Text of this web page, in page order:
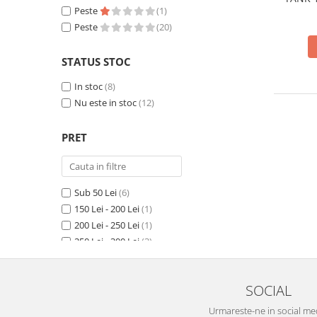
Truse de scule
Truse de lipit PPR
Masini de spalat rufe cu uscator
Uscatoare de rufe
Masini de facut paine
incorporabile
SANDWICH MAKER
Storcatoare de fructe
Televizoare
Tehno MS(2)
Peste
(1)
Peste
(20)
STATUS STOC
In stoc(8)
Nu este in stoc(12)
PRET
Sub 50 Lei(6)
150 Lei - 200 Lei(1)
200 Lei - 250 Lei(1)
250 Lei - 300 Lei (3)
300 Lei - 400 Lei(1)
L/min,
SOCIAL
Urmareste-ne in social